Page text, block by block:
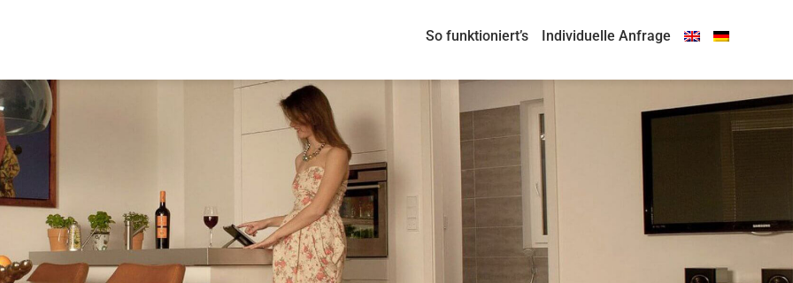
So funktioniert’s Individuelle Anfrage